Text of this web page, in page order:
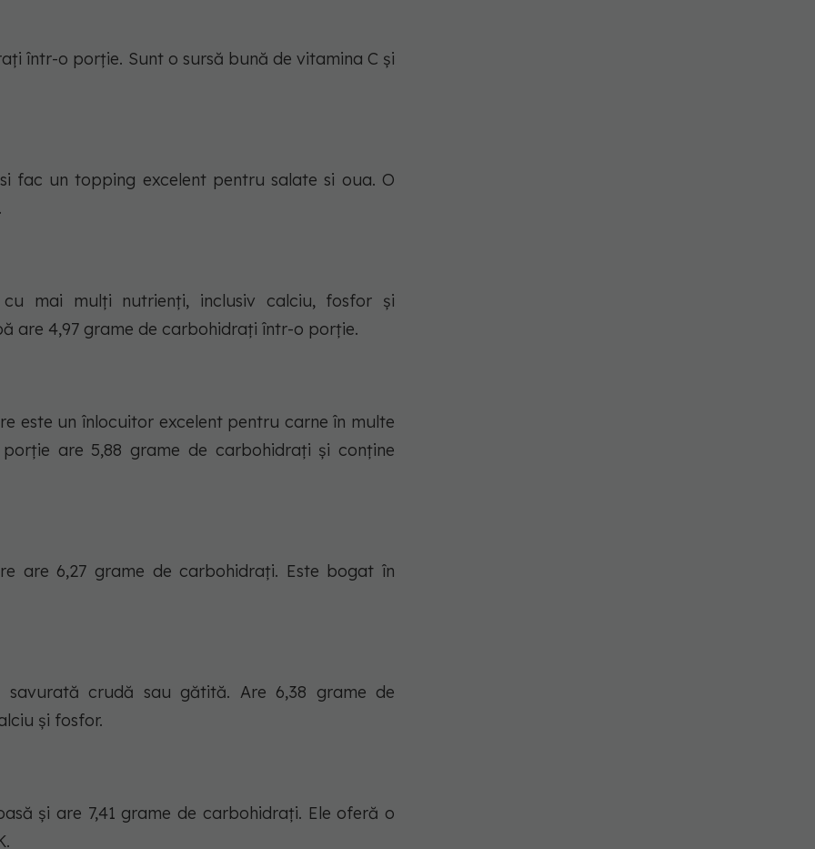
într-o porție. Sunt o sursă bună de vitamina C și
fac un topping excelent pentru salate si oua. O
mai mulți nutrienți, inclusiv calciu, fosfor și
are 4,97 grame de carbohidrați într-o porție.
este un înlocuitor excelent pentru carne în multe
are 5,88 grame de carbohidrați și conține
are 6,27 grame de carbohidrați. Este bogat în
crudă sau gătită. Are 6,38 grame de
și fosfor.
și are 7,41 grame de carbohidrați. Ele oferă o